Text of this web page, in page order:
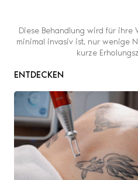
Diese Behandlung wird für ihre
minimal invasiv ist, nur wenige
kurze
ENTDECKEN